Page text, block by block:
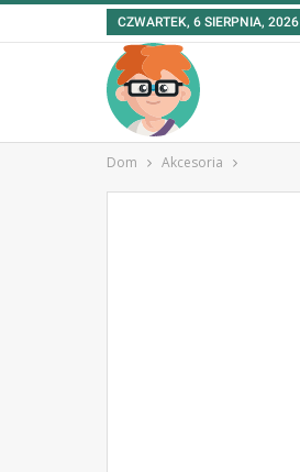
CZWARTEK, 6 SIERPNIA, 2026
Dom Akcesoria